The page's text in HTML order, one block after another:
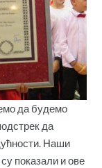
да будемо
да
Наши
показали и ове